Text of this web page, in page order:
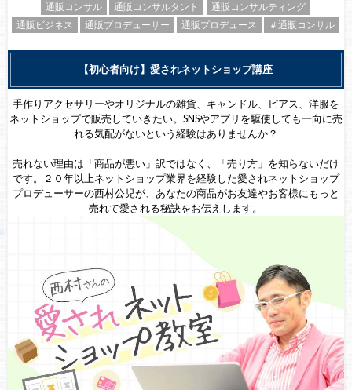
通販コンサル
通販コンサルタント
通販コンサルティング
通販ビジネス
通販プロデューサー 通販プロデュース ＃通販コンサル
【初心者向け】愛されネットショップ講座
手作りアクセサリーやオリジナルの雑貨、キャンドル、ピアス、洋服を
ネットショップで販売していきたい。SNSやアプリを駆使しても一向に売
れる気配がないという経験はありませんか？
売れない理由は「商品が悪い」訳ではなく、「売り方」を知らないだけ
です。２０年以上ネットショップ業界を経験した愛されネットショップ
プロデューサーの西村公児が、あなたの商品がお友達やお客様にもっと
売れて愛される秘訣をお伝えします。